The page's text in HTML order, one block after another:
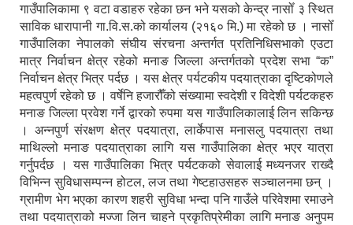
गाउँपालिकामा ९ वटा वडाहरु रहेका छन भने यसको केन्द्र नासोँ ३ स्थित
साविक धारापानी गा.वि.स.को कार्यालय (२१६० मि.) मा रहेको छ । नासोँ
गाउँपालिका नेपालको संघीय संरचना अन्तर्गत प्रतिनिधिसभाको एउटा
मात्र निर्वाचन क्षेत्र रहेको मनाङ जिल्ला अन्तर्गतको प्रदेश सभा “क”
निर्वाचन क्षेत्र भित्र पर्दछ । यस क्षेत्र पर्यटकीय पदयात्राका दृष्टिकोणले
महत्वपुर्ण रहेको छ । वर्षेनि हजारौँको संख्यामा स्वदेशी र विदेशी पर्यटकहरु
मनाङ जिल्ला प्रवेश गर्ने द्वारको रुपमा यस गाउँपालिकालाई लिन सकिन्छ
। अन्नपुर्ण संरक्षण क्षेत्र पदयात्रा, लार्केपास मनासलु पदयात्रा तथा
माथिल्लो मनाङ पदयात्राका लागि यस गाउँपालिका क्षेत्र भएर यात्रा
गर्नुपर्दछ । यस गाउँपालिका भित्र पर्यटकको सेवालाई मध्यनजर राख्दै
विभिन्न सुविधासम्पन्न होटल, लज तथा गेष्टहाउसहरु सञ्चालनमा छन् ।
ग्रामीण भेग भएका कारण शहरी सुविधा भन्दा पनि गाउँले परिवेशमा रमाउने
तथा पदयात्राको मज्जा लिन चाहने प्रकृतिप्रेमीका लागि मनाङ अनुपम